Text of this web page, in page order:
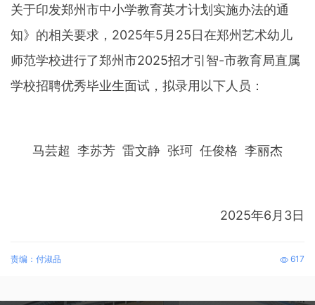
关于印发郑州市中小学教育英才计划实施办法的通
知》的相关要求，2025年5月25日在郑州艺术幼儿
师范学校进行了郑州市2025招才引智-市教育局直属
学校招聘优秀毕业生面试，拟录用以下人员：
马芸超 李苏芳 雷文静 张珂 任俊格 李丽杰
2025年6月3日
责编：付淑品 617